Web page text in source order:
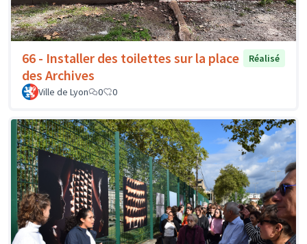
66 - Installer des toilettes sur la place
des Archives
Réalisé
Ville de Lyon 0 0